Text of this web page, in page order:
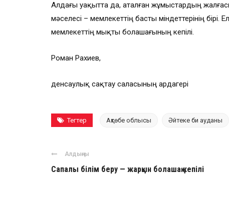
Алдағы уақытта да, аталған жұмыстардың
мәселесі – мемлекеттің басты міндеттерінің
мемлекеттің мықты болашағының кепілі.
Роман Рахиев,
денсаулық сақтау саласының ардагері
Тегтер Ақтөбе облысы Әйтеке би ауданы
Алдыңғы
Сапалы білім беру — жарқын болашақ кепілі